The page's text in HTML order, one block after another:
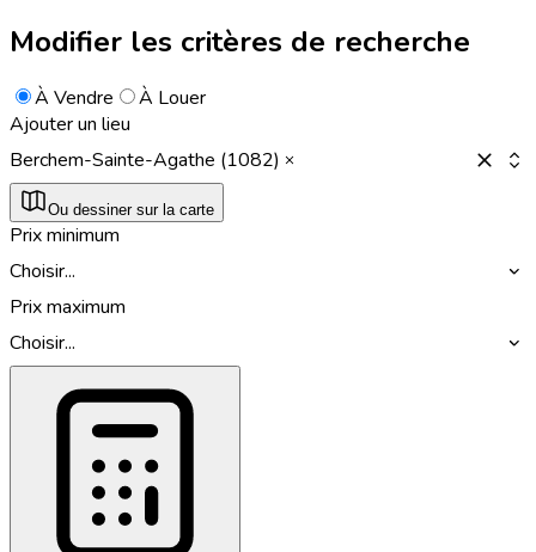
Modifier les critères de recherche
À Vendre
À Louer
Ajouter un lieu
Berchem-Sainte-Agathe (1082)
Ou dessiner sur la carte
Prix minimum
Choisir...
Prix maximum
Choisir...